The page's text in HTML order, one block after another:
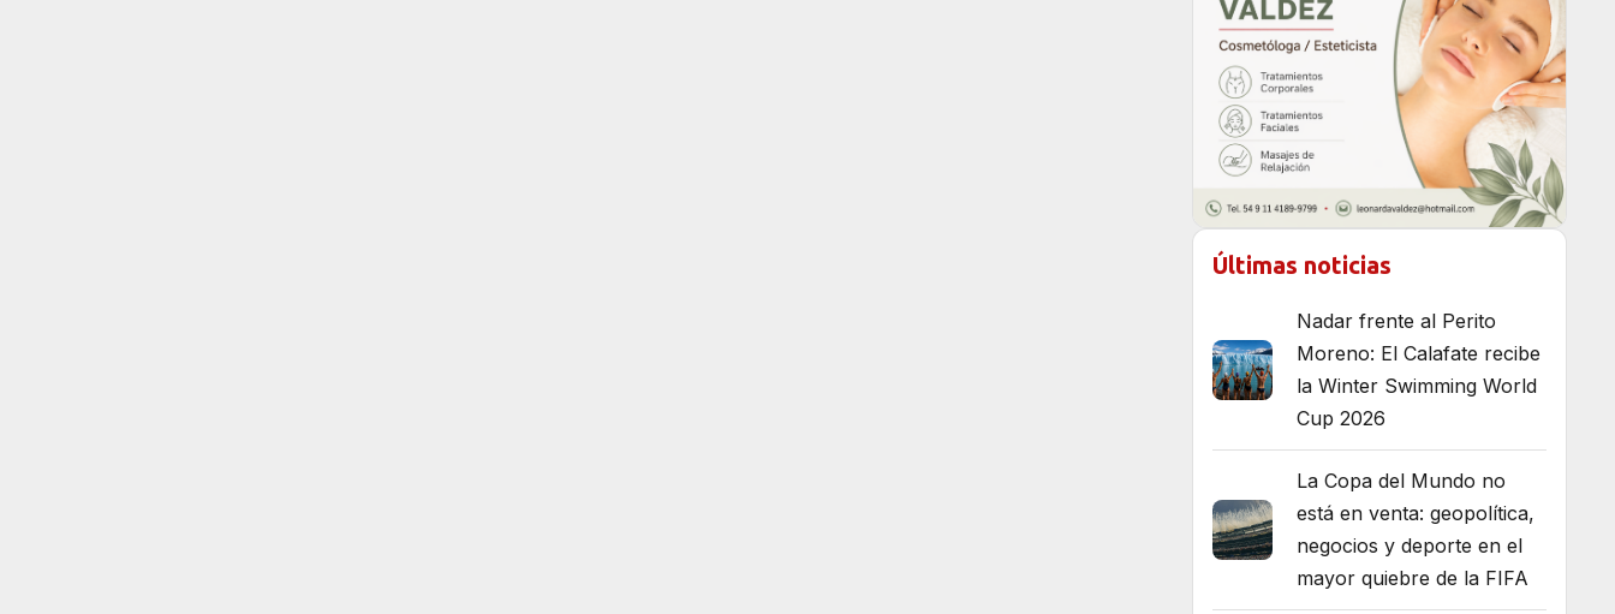
Últimas noticias
Nadar frente al Perito
Moreno: El Calafate recibe
la Winter Swimming World
Cup 2026
La Copa del Mundo no
está en venta: geopolítica,
negocios y deporte en el
mayor quiebre de la FIFA